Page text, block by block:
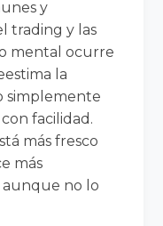
y
trading y las
mental ocurre
la
simplemente
facilidad.
más fresco
más
aunque no lo